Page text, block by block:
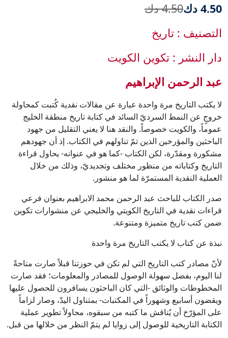
4.50 دك
4.50 دك
التصنيف : تاريخ
دار النشر : تكوين الكويت
عبد الرحمن الإبراهيم
لا يكتب التاريخ مرة واحدة عبارة عن مقالات نقدية كُتبت كمحاولة
خروجٍ عن النمط السرديّ السائد في كتابة تاريخ منطقة الخليج
عموماً، والكويت خصوصاً. والنقد هنا لا يعني التقليل من جهود
الباحثين والمؤرخين الذين تمّ تناولهم في الكتاب. إذ أن جهودهم
مشكورة ومقدّرة، لكن الكتاب -كما هو في عنوانه- يحاول قراءة
التاريخ وكتاباته من منظور مختلف وتجديديّ، وذلك من خلال
العملية النقدية المستمرّة لما هو منشور.
صدر الكتاب للباحث عبد الرحمن محمد الابراهيم بعنوان فرعي
قراءات نقدية في التاريخ الكويتي والخليجي عن منشوارات تكوين
ضمن كتب تاريخ متميزة ومتنوعة.
نبذة عن كتاب لا يكتب التاريخ مرة واحدة
لأنّ مصادر كتب التاريخ التي لم تكن في حوزتنا قبلاً صارت متاحةً
لنا اليوم، بفضل سهولة الوصول للمصادر والمعلومات؛ فقد صارت
المخطوطات والوثائق -التي كان الباحثون يسافرون للحصول عليها
ويقضون أسابيع وشهوراً في المكتبات- بمتناول اليدّ، وصار لزاماً
على المؤرّخ أن يُناقش ما كتبه من سبقوه، محاولاً تطوير عملية
الكتابة التاريخية للوصول إلى زوايا لم يتمّ النظر من خلالها من قبل.